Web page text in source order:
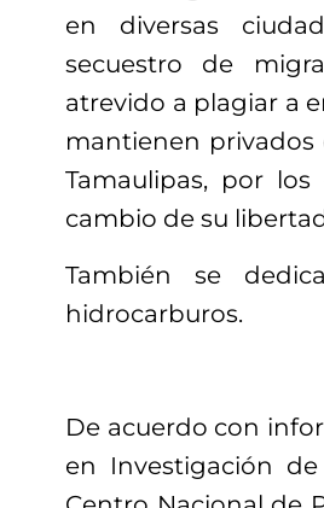
en diversas
secuestro de
atrevido a plagiar a
mantienen
Tamaulipas, por
cambio de su
También se
hidrocarburos.
De acuerdo con
en Investigación